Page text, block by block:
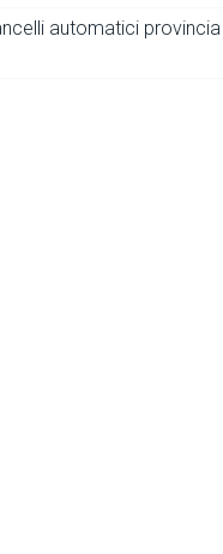
automatici provincia